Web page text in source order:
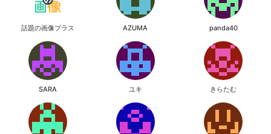
話題の画像プラス AZUMA panda40
SARA ユキ きらたむ